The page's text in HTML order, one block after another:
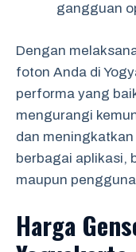
gangguan
Dengan
foton Anda di
performa yang
mengurangi
dan
berbagai aplikasi,
maupun
Harga